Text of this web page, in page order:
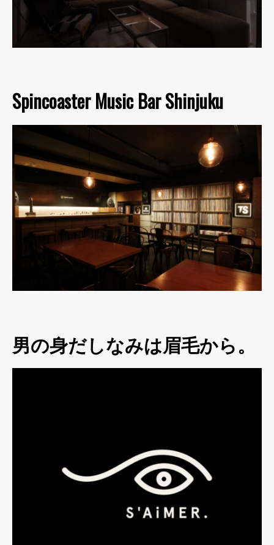
Spincoaster Music Bar Shinjuku
男の身だしなみは眉毛から。